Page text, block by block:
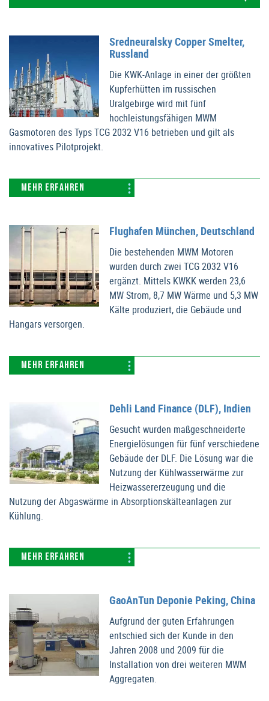
Sredneuralsky Copper Smelter,
Russland
Die KWK-Anlage in einer der größten
Kupferhütten im russischen
Uralgebirge wird mit fünf
hochleistungsfähigen MWM
Gasmotoren des Typs TCG 2032 V16 betrieben und gilt als
innovatives Pilotprojekt.
MEHR ERFAHREN
Flughafen München, Deutschland
Die bestehenden MWM Motoren
wurden durch zwei TCG 2032 V16
ergänzt. Mittels KWKK werden 23,6
MW Strom, 8,7 MW Wärme und 5,3 MW
Kälte produziert, die Gebäude und
Hangars versorgen.
MEHR ERFAHREN
Dehli Land Finance (DLF), Indien
Gesucht wurden maßgeschneiderte
Energielösungen für fünf verschiedene
Gebäude der DLF. Die Lösung war die
Nutzung der Kühlwasserwärme zur
Heizwassererzeugung und die
Nutzung der Abgaswärme in Absorptionskälteanlagen zur
Kühlung.
MEHR ERFAHREN
GaoAnTun Deponie Peking, China
Aufgrund der guten Erfahrungen
entschied sich der Kunde in den
Jahren 2008 und 2009 für die
Installation von drei weiteren MWM
Aggregaten.